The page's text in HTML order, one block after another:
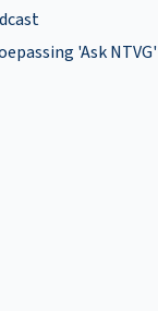
'Ask NTVG'